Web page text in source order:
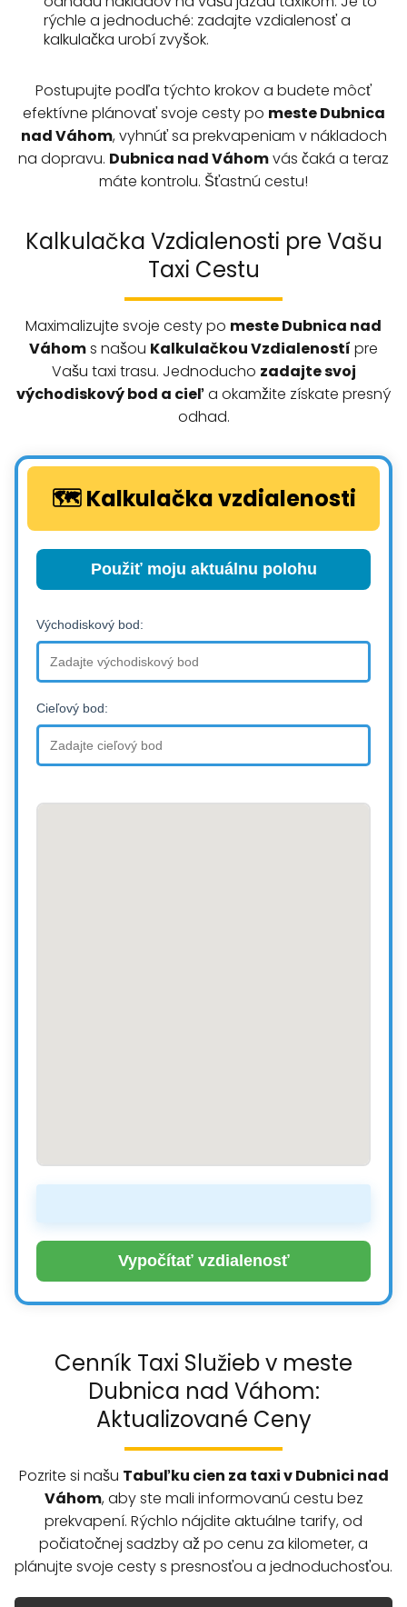
rýchle a jednoduché: zadajte vzdialenosť a
kalkulačka urobí zvyšok.
Postupujte podľa týchto krokov a budete môcť
efektívne plánovať svoje cesty po meste Dubnica
nad Váhom, vyhnúť sa prekvapeniam v nákladoch
na dopravu. Dubnica nad Váhomvás čaká a teraz
máte kontrolu. Šťastnú cestu!
Kalkulačka Vzdialenosti pre Vašu
Taxi Cestu
Maximalizujte svoje cesty po mesteDubnica nad
Váhoms našou Kalkulačkou Vzdialeností pre
Vašu taxi trasu. Jednoducho zadajte svoj
východiskový bod a cieľa okamžite získate presný
odhad.
🗺️ Kalkulačka vzdialenosti
Použiť moju aktuálnu polohu
Východiskový bod:
Cieľový bod:
Vypočítať vzdialenosť
Cenník Taxi Služieb v meste
Dubnica nad Váhom:
Aktualizované Ceny
Pozrite si našu Tabuľku cien za taxi v Dubnici nad
Váhom, aby ste mali informovanú cestu bez
prekvapení. Rýchlo nájdite aktuálne tarify, od
počiatočnej sadzby až po cenu za kilometer, a
plánujte svoje cesty s presnosťou a jednoduchosťou.